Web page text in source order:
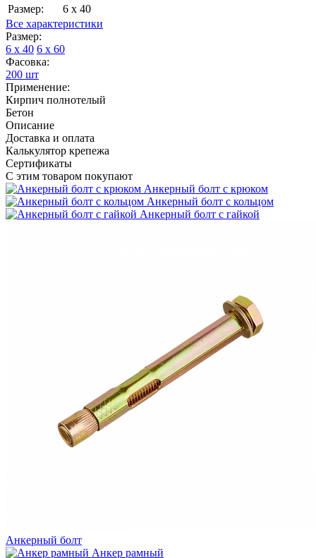
Размер:
6 х 40
Все характеристики
Размер:
6 х 40 6 х 60
Фасовка:
200 шт
Применение:
Кирпич полнотелый
Бетон
Описание
Доставка и оплата
Калькулятор крепежа
Сертификаты
С этим товаром покупают
Анкерный болт с крюком
Анкерный болт с кольцом
Анкерный болт с гайкой
Анкерный болт
Анкер рамный